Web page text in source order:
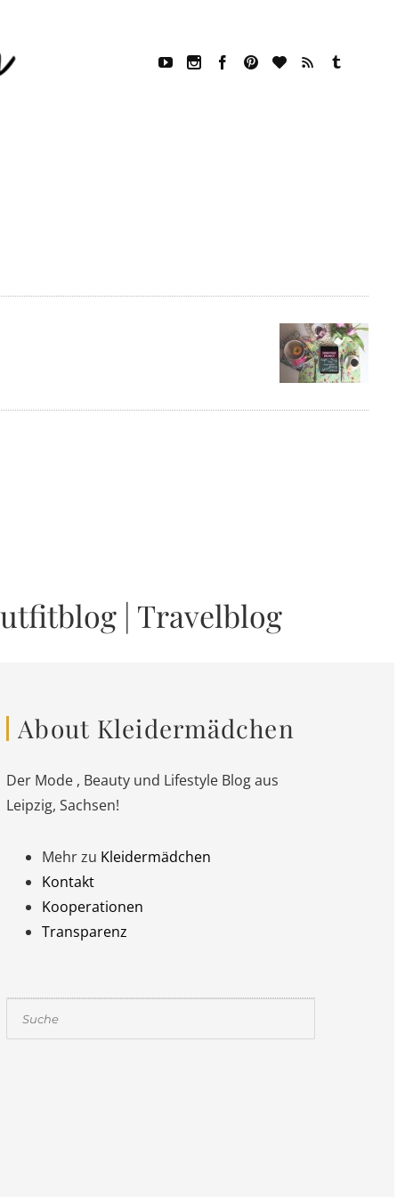
| Travelblog
About Kleidermädchen
Der Mode , Beauty und Lifestyle Blog aus
Leipzig, Sachsen!
Mehr zu Kleidermädchen
Kontakt
Kooperationen
Transparenz
Suchen